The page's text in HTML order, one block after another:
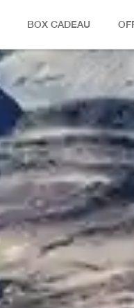
BOX CADEAU